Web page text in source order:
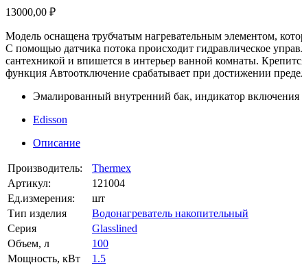
13000,00 ₽
Модель оснащена трубчатым нагревательным элементом,
С помощью датчика потока происходит гидравлическое
сантехникой и впишется в интерьер ванной комнаты.
функция Автоотключение срабатывает при достижении
Эмалированный внутренний бак, индикатор включения
Edisson
Описание
Производитель:
Thermex
Артикул:
121004
Ед.измерения:
шт
Тип изделия
Водонагреватель накопительный
Серия
Glasslined
Объем, л
100
Мощность, кВт
1.5